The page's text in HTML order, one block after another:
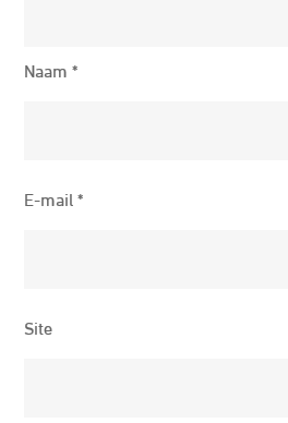
Naam*
E-mail*
Site